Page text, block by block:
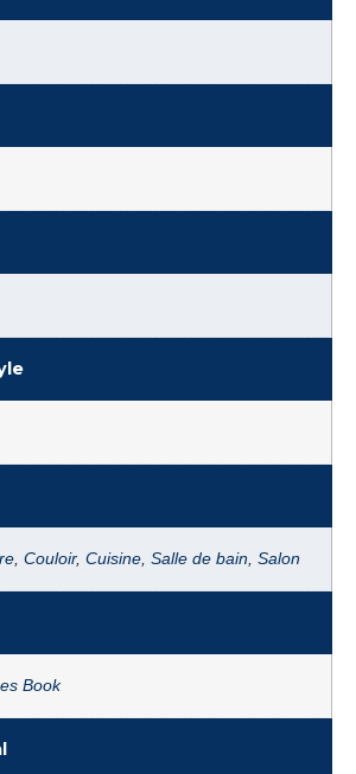
Couloir, Cuisine Salle de bain Salon
Book